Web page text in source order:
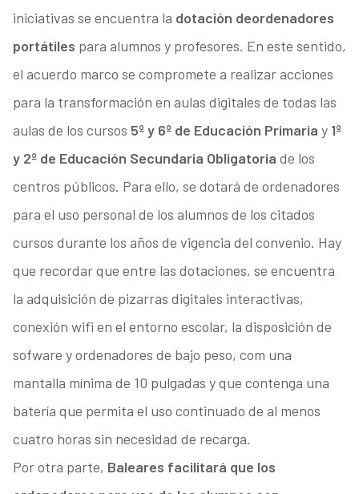
iniciativas se encuentra la dotación deordenadores
portátiles para alumnos y profesores. En este sentido,
el acuerdo marco se compromete a realizar acciones
para la transformación en aulas digitales de todas las
aulas de los cursos 5º y 6º de Educación Primaria y1º
y 2º de Educación Secundaria Obligatoria de los
centros públicos. Para ello, se dotará de ordenadores
para el uso personal de los alumnos de los citados
cursos durante los años de vigencia del convenio. Hay
que recordar que entre las dotaciones, se encuentra
la adquisición de pizarras digitales interactivas,
conexión wifi en el entorno escolar, la disposición de
sofware y ordenadores de bajo peso, com una
mantalla mínima de 10 pulgadas y que contenga una
batería que permita el uso continuado de al menos
cuatro horas sin necesidad de recarga.
Por otra parte, Baleares facilitará que los